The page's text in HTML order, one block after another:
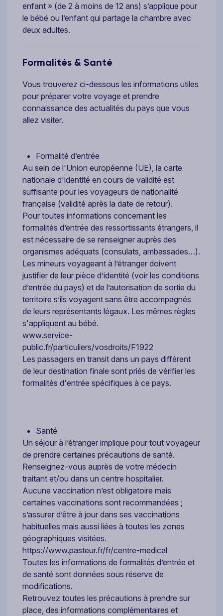
enfant » (de 2 à moins de 12 ans) s’applique pour
le bébé ou l’enfant qui partage la chambre avec
deux adultes.
Formalités & Santé
Vous trouverez ci-dessous les informations utiles
pour préparer votre voyage et prendre
connaissance des actualités du pays que vous
allez visiter.
Formalité d’entrée
Au sein de l'Union européenne (UE), la carte
nationale d'identité en cours de validité est
suffisante pour les voyageurs de nationalité
française (validité après la date de retour).
Pour toutes informations concernant les
formalités d’entrée des ressortissants étrangers, il
est nécessaire de se renseigner auprès des
organismes adéquats (consulats, ambassades…).
Les mineurs voyageant à l’étranger doivent
justifier de leur pièce d’identité (voir les conditions
d’entrée du pays) et de l’autorisation de sortie du
territoire s’ils voyagent sans être accompagnés
de leurs représentants légaux. Les mêmes règles
s'appliquent au bébé.
www.service-
public.fr/particuliers/vosdroits/F1922
Les passagers en transit dans un pays différent
de leur destination finale sont priés de vérifier les
formalités d'entrée spécifiques à ce pays.
Santé
Un séjour à l’étranger implique pour tout voyageur
de prendre certaines précautions de santé.
Renseignez-vous auprès de votre médecin
traitant et/ou dans un centre hospitalier.
Aucune vaccination n’est obligatoire mais
certaines vaccinations sont recommandées ;
s’assurer d’être à jour dans ses vaccinations
habituelles mais aussi liées à toutes les zones
géographiques visitées.
https://www.pasteur.fr/fr/centre-medical
Toutes les informations de formalités d’entrée et
de santé sont données sous réserve de
modifications.
Retrouvez toutes les précautions à prendre sur
place, des informations complémentaires et